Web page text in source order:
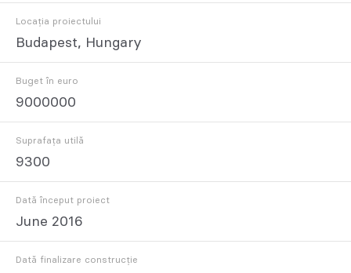
Locația proiectului
Budapest, Hungary
Buget în euro
9000000
Suprafața utilă
9300
Dată început proiect
June 2016
Dată finalizare construcție